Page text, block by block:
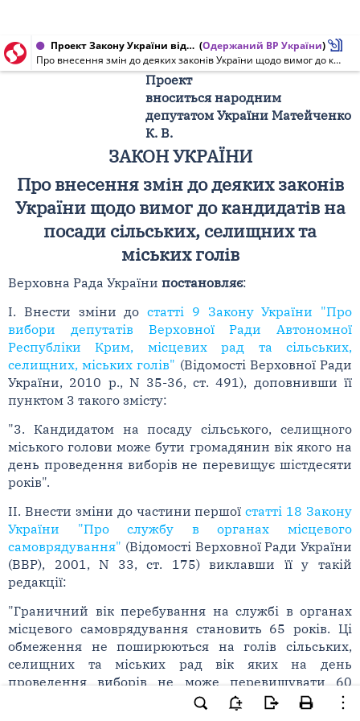
Проект Закону України від 24.02.2015 № 2224 (Одержаний ВР України)
Про внесення змін до деяких законів України щодо вимог до кандидатів на посади сільських, селищних та міських голів